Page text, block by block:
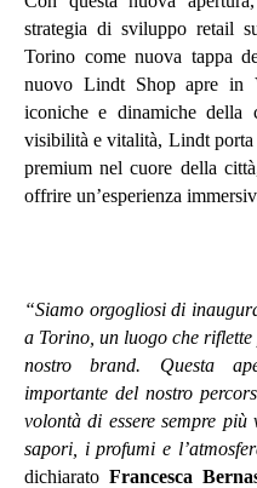
strategia di sviluppo retail
Torino come nuova tappa
nuovo Lindt Shop apre in
iconiche e dinamiche della
visibilità e vitalità, Lindt porta
premium nel cuore della
offrire un’esperienza
“Siamo orgogliosi di
a Torino, un luogo che
nostro brand. Questa
importante del nostro
volontà di essere sempre
sapori, i profumi e
dichiaratoFrancesca